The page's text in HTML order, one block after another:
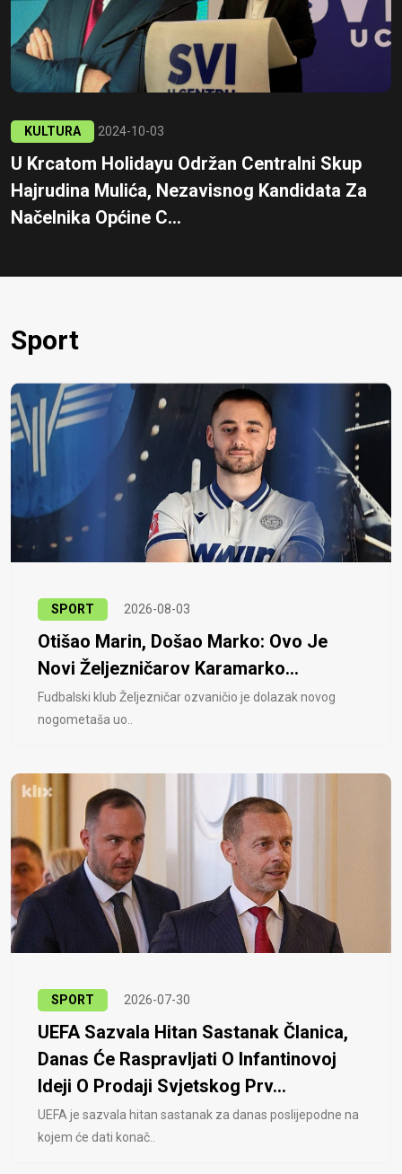
KULTURA 2024-10-03
U Krcatom Holidayu Održan Centralni Skup
Hajrudina Mulića, Nezavisnog Kandidata Za
Načelnika Općine C...
Sport
SPORT 2026-08-03
Otišao Marin, Došao Marko: Ovo Je
Novi Željezničarov Karamarko...
Fudbalski klub Željezničar ozvaničio je dolazak novog
nogometaša uo..
SPORT 2026-07-30
UEFA Sazvala Hitan Sastanak Članica,
Danas Će Raspravljati O Infantinovoj
Ideji O Prodaji Svjetskog Prv...
UEFA je sazvala hitan sastanak za danas poslijepodne na
kojem će dati konač..